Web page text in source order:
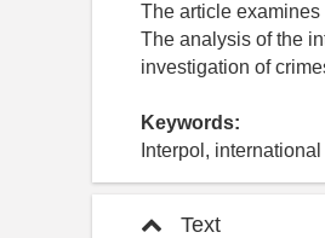
The article
The analysis of the
investigation of
Keywords:
Interpol,
Text